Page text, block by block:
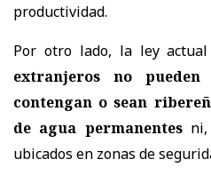
productividad.
Por otro lado, la ley
extranjeros no
contengan o sean
de agua permanentesni,
ubicados en zonas de